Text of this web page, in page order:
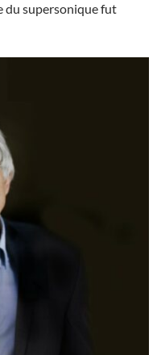
du supersonique fut